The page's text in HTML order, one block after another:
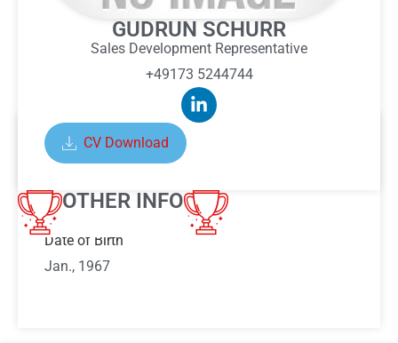
GUDRUN SCHURR
Sales Development Representative
+49173 5244744
CV Download
OTHER INFO
ABOUT GUDRUN SCHURR
Date of Birth
Jan., 1967